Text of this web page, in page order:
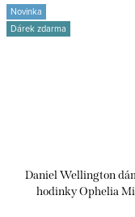
Novinka
Dárek zdarma
Daniel Wellington
hodinky Ophelia